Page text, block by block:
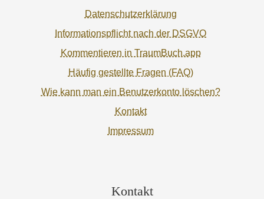
Datenschutzerklärung
Informationspflicht nach der DSGVO
Kommentieren in TraumBuch.app
Häufig gestellte Fragen (FAQ)
Wie kann man ein Benutzerkonto löschen?
Kontakt
Impressum
Kontakt